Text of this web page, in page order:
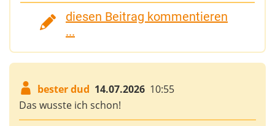
diesen Beitrag kommentieren
...
bester dud 14.07.2026 10:55
Das wusste ich schon!